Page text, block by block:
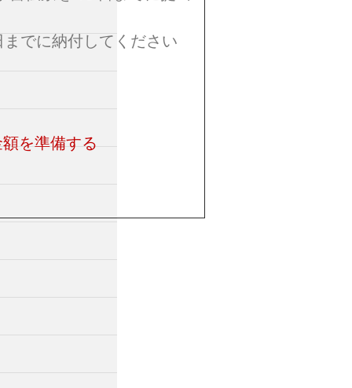
でに納付してください
を準備する